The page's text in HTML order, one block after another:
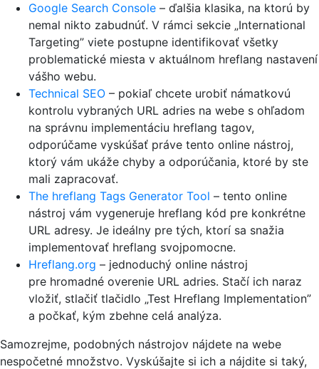
Google Search Console – ďalšia klasika, na ktorú by
nemal nikto zabudnúť. V rámci sekcie „International
Targeting” viete postupne identifikovať všetky
problematické miesta v aktuálnom hreflang nastavení
vášho webu.
Technical SEO – pokiaľ chcete urobiť námatkovú
kontrolu vybraných URL adries na webe s ohľadom
na správnu implementáciu hreflang tagov,
odporúčame vyskúšať práve tento online nástroj,
ktorý vám ukáže chyby a odporúčania, ktoré by ste
mali zapracovať.
The hreflang Tags Generator Tool – tento online
nástroj vám vygeneruje hreflang kód pre konkrétne
URL adresy. Je ideálny pre tých, ktorí sa snažia
implementovať hreflang svojpomocne.
Hreflang.org – jednoduchý online nástroj
pre hromadné overenie URL adries. Stačí ich naraz
vložiť, stlačiť tlačidlo „Test Hreflang Implementation”
a počkať, kým zbehne celá analýza.
Samozrejme, podobných nástrojov nájdete na webe
nespočetné množstvo. Vyskúšajte si ich a nájdite si taký,